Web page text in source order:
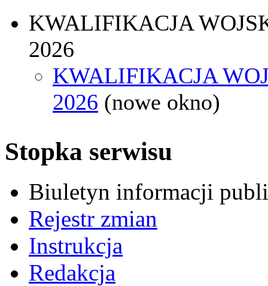
KWALIFIKACJA
2026
KWALIFIKACJA
2026 (nowe okno)
Stopka serwisu
Biuletyn informacji
Rejestr zmian
Instrukcja
Redakcja